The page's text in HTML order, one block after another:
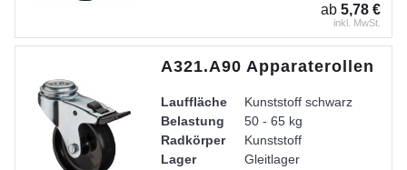
ab 5,78 €
inkl. MwSt.
A321.A90 Apparaterollen
Lauffläche
Kunststoff schwarz
Belastung
50 - 65 kg
Radkörper
Kunststoff
Lager
Gleitlager